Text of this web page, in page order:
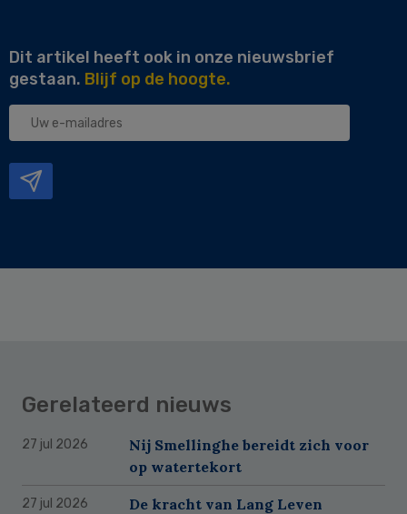
Dit artikel heeft ook in onze nieuwsbrief
gestaan. Blijf op de hoogte.
Uw
Gerelateerd nieuws
27 jul 2026
Nij Smellinghe bereidt zich voor
op watertekort
27 jul 2026
De kracht van Lang Leven